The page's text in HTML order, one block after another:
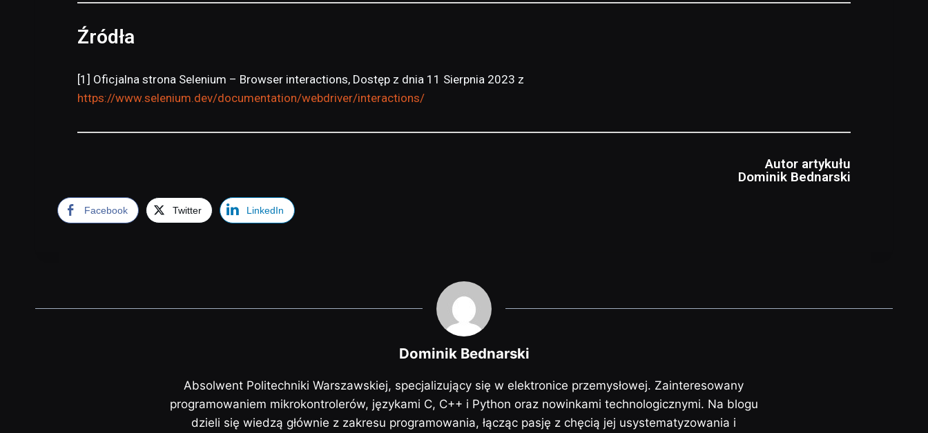
Źródła
[1] Oficjalna strona Selenium – Browser interactions, Dostęp z dnia 11 Sierpnia 2023 z
https://www.selenium.dev/documentation/webdriver/interactions/
Autor artykułu
Dominik Bednarski
Facebook Twitter LinkedIn
Dominik Bednarski
Absolwent Politechniki Warszawskiej, specjalizujący się w elektronice przemysłowej. Zainteresowany
programowaniem mikrokontrolerów, językami C, C++ i Python oraz nowinkami technologicznymi. Na blogu
dzieli się wiedzą głównie z zakresu programowania, łącząc pasję z chęcią jej usystematyzowania i